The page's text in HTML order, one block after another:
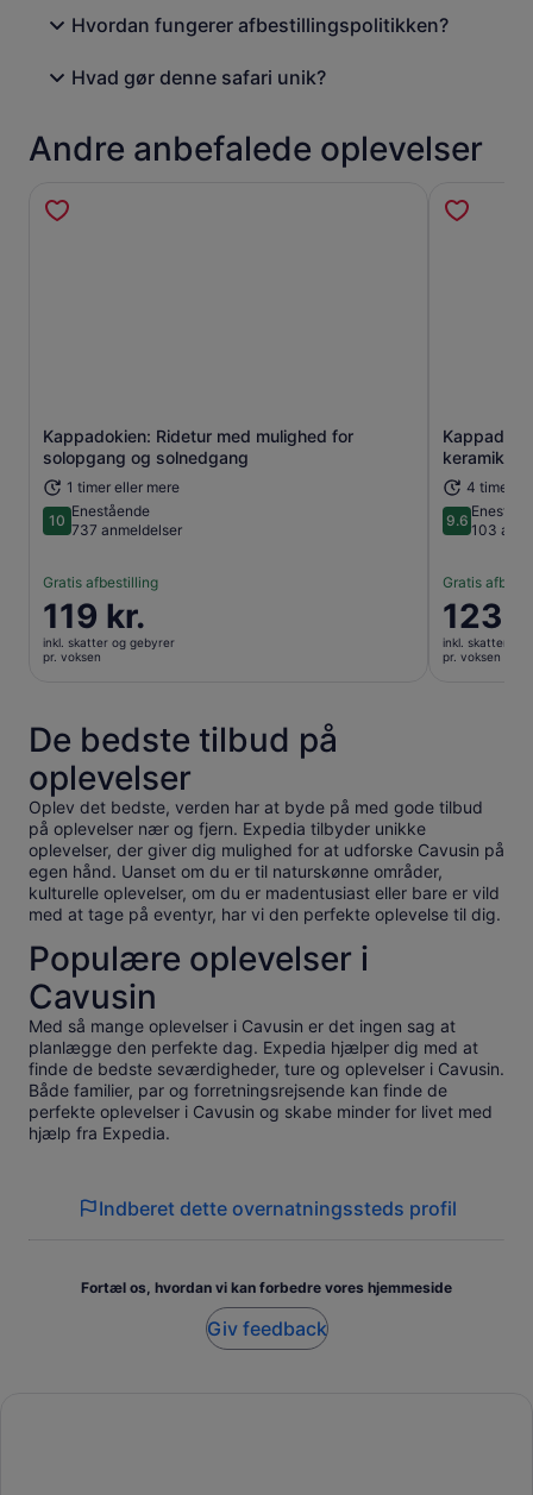
Hvordan fungerer afbestillingspolitikken?
Hvad gør denne safari unik?
Andre anbefalede oplevelser
Kappadokien: Ridetur med mulighed for
solopgang og solnedgang
1 timer eller mere
1010 ud af 10
Enestående
737 anmeldelser
Gratis afbestilling
Prisen
er
119 kr.
119 kr.
inkl. skatter og gebyrer
pr. voksen
Åbner i en ny fane
keramik
4 timer
9.69.6 ud af
103
Gratis
Prisen
er
123 kr.
123
inkl. skatter og
pr. voksen
De bedste tilbud på
oplevelser
Oplev det bedste, verden har at byde på med gode tilbud
på oplevelser nær og fjern. Expedia tilbyder unikke
oplevelser, der giver dig mulighed for at udforske Cavusin på
egen hånd. Uanset om du er til naturskønne områder,
kulturelle oplevelser, om du er madentusiast eller bare er vild
med at tage på eventyr, har vi den perfekte oplevelse til dig.
Populære oplevelser i
Cavusin
Med så mange oplevelser i Cavusin er det ingen sag at
planlægge den perfekte dag. Expedia hjælper dig med at
finde de bedste seværdigheder, ture og oplevelser i Cavusin.
Både familier, par og forretningsrejsende kan finde de
perfekte oplevelser i Cavusin og skabe minder for livet med
hjælp fra Expedia.
Indberet dette overnatningssteds profil
Fortæl os, hvordan vi kan forbedre vores hjemmeside
Giv feedback